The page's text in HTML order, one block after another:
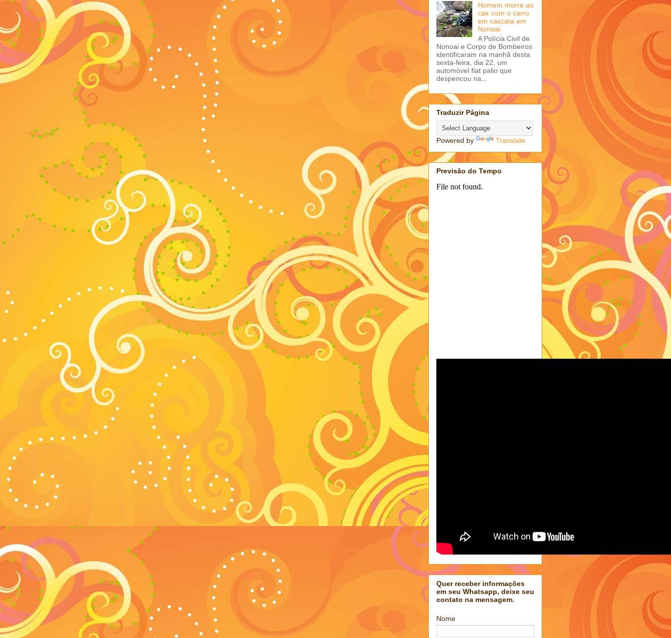
Homem morre ao
cair com o carro
em cascata em
Nonoai
A Polícia Civil de
Nonoai e Corpo de Bombeiros
identificaram na manhã desta
sexta-feira, dia 22, um
automóvel fiat palio que
despencou na...
Traduzir Página
Powered by Translate
Previsão do Tempo
Quer receber informações
em seu Whatsapp, deixe seu
contato na mensagem.
Nome